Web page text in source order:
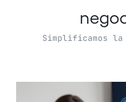
Simplificamos